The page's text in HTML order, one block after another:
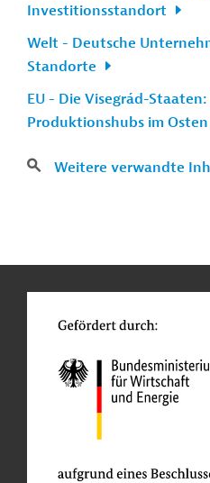
Investitionsstandort
Welt - Deutsche
Standorte
EU - Die Visegrád-
Produktionshubs im Osten
Weitere verwandte